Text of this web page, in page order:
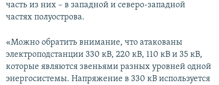
часть из них – в западной и северо-западной
частях полуострова.
«Можно обратить внимание, что атакованы
электроподстанции 330 кВ, 220 кВ, 110 кВ и 35 кВ,
которые являются звеньями разных уровней одной
энергосистемы. Напряжение в 330 кВ используется